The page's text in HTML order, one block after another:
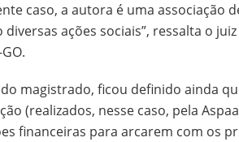
caso, a autora é uma associação
ações sociais”, ressalta o
magistrado, ficou definido ainda
(realizados, nesse caso, pela
financeiras para arcarem com os